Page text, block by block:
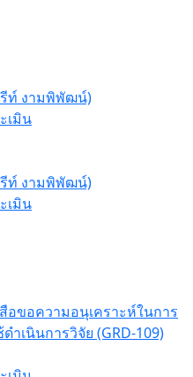
รีท์ งามพิพัฒน์)
เมิน
รีท์ งามพิพัฒน์)
เมิน
ขอความอนุเคราะห์ในการ
ำเนินการวิจัย (GRD-109)